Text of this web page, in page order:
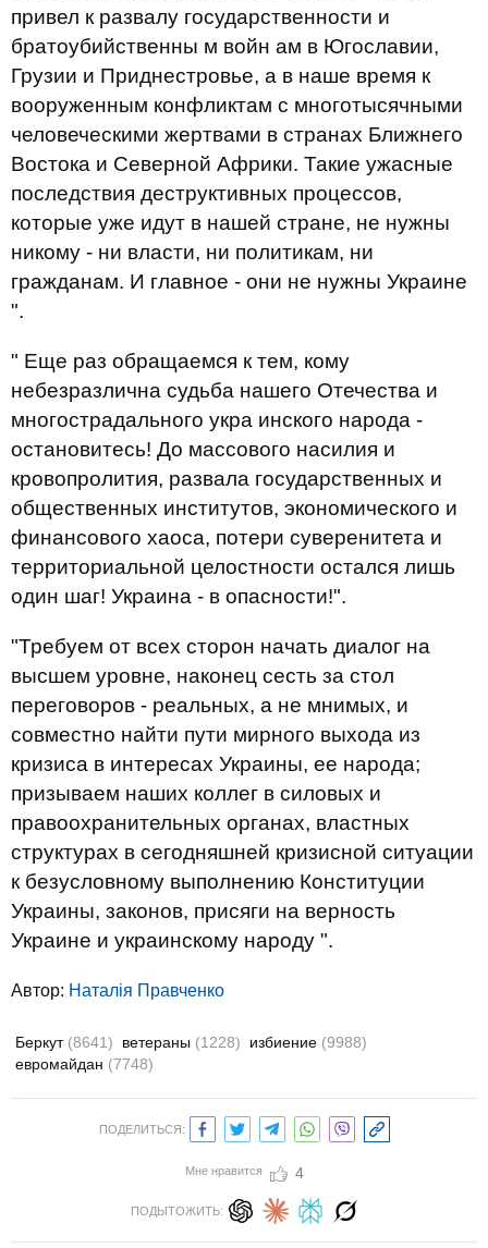
привел к развалу государственности и
братоубийственны м войн ам в Югославии,
Грузии и Приднестровье, а в наше время к
вооруженным конфликтам с многотысячными
человеческими жертвами в странах Ближнего
Востока и Северной Африки. Такие ужасные
последствия деструктивных процессов,
которые уже идут в нашей стране, не нужны
никому - ни власти, ни политикам, ни
гражданам. И главное - они не нужны Украине
".
" Еще раз обращаемся к тем, кому
небезразлична судьба нашего Отечества и
многострадального укра инского народа -
остановитесь! До массового насилия и
кровопролития, развала государственных и
общественных институтов, экономического и
финансового хаоса, потери суверенитета и
территориальной целостности остался лишь
один шаг! Украина - в опасности!".
"Требуем от всех сторон начать диалог на
высшем уровне, наконец сесть за стол
переговоров - реальных, а не мнимых, и
совместно найти пути мирного выхода из
кризиса в интересах Украины, ее народа;
призываем наших коллег в силовых и
правоохранительных органах, властных
структурах в сегодняшней кризисной ситуации
к безусловному выполнению Конституции
Украины, законов, присяги на верность
Украине и украинскому народу ".
Автор: Наталія Правченко
Беркут (8641) ветераны (1228) избиение (9988)
евромайдан (7748)
ПОДЕЛИТЬСЯ:
Мне нравится 4
ПОДЫТОЖИТЬ: